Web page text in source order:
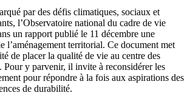
par des défis climatiques, sociaux et
l’Observatoire national du cadre de vie
un rapport publié le 11 décembre une
l’aménagement territorial. Ce document met
de placer la qualité de vie au centre des
Pour y parvenir, il invite à reconsidérer les
pour répondre à la fois aux aspirations des
de durabilité.